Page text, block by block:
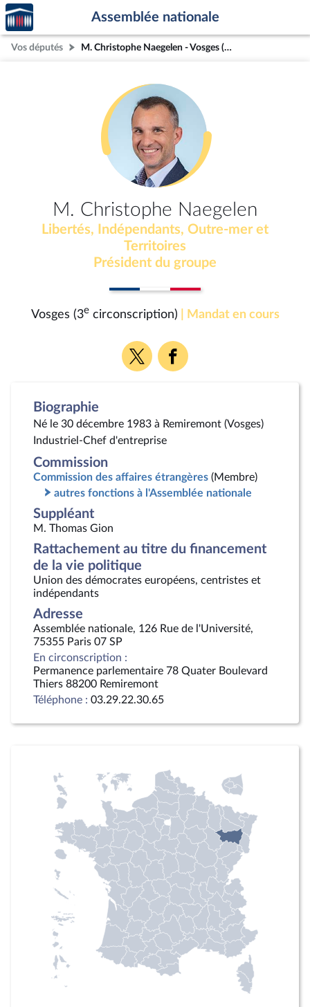
Aller au contenu
Aller en bas de la page
Accèder
à la
page
d'accueil
Assemblée nationale
Vos députés M. Christophe Naegelen - Vosges (3e circonscription)
M. Christophe Naegelen
Libertés, Indépendants, Outre-mer et
Territoires
Président du groupe
Vosges (3ecirconscription) | Mandat en cours
Voir
la
Voir
la
Biographie
Né le 30 décembre 1983 à Remiremont (Vosges)
Industriel-Chef d'entreprise
Commission
Commission des affaires étrangères (Membre)
autres fonctions à l'Assemblée nationale
Suppléant
M. Thomas Gion
Rattachement au titre du financement
de la vie politique
Union des démocrates européens, centristes et
indépendants
Adresse
Assemblée nationale, 126 Rue de l'Université,
75355 Paris 07 SP
En circonscription :
Permanence parlementaire 78 Quater Boulevard
Thiers 88200 Remiremont
Téléphone : 03.29.22.30.65